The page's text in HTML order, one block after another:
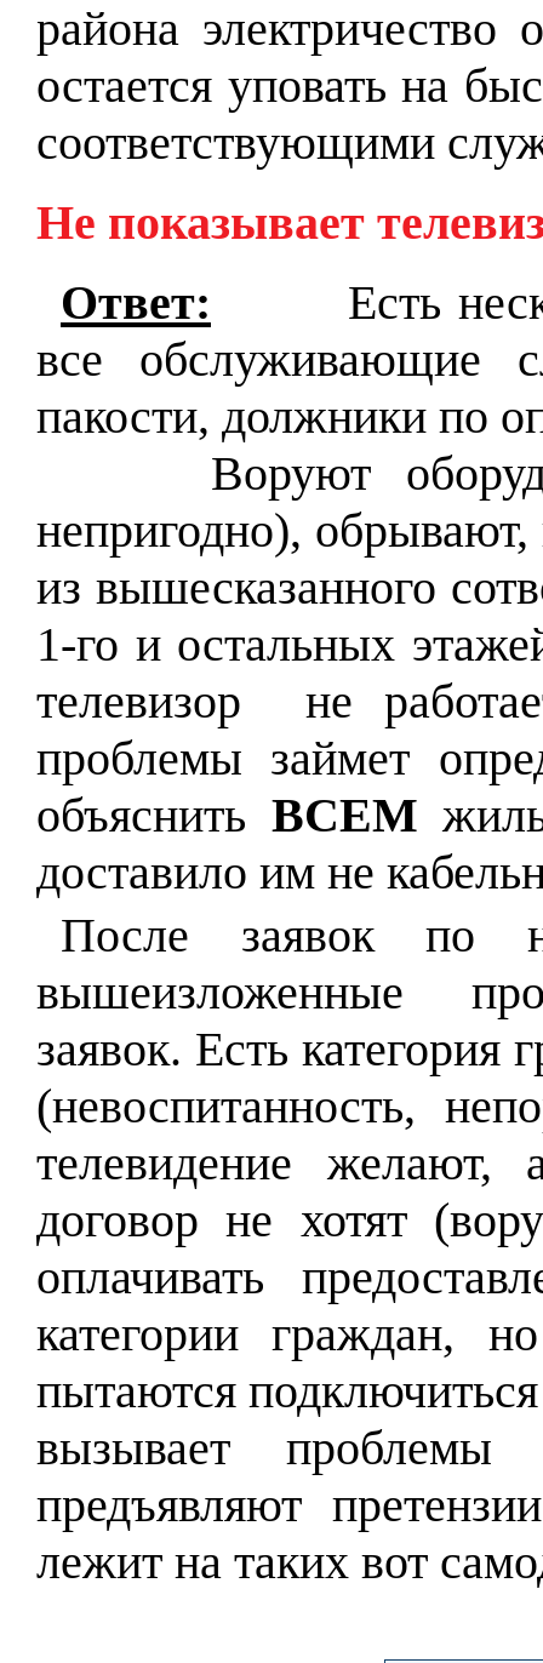
района электричество
остается уповать на
соответствующими
Не показывает
Ответ: Есть
все обслуживающие
пакости, должники по
Воруют
непригодно),
из вышесказанного
1-го и остальных
телевизор не
проблемы займет
объяснить ВСЕМ
доставило им не
После заявок по
вышеизложенные
заявок. Есть категория
(невоспитанность,
телевидение желают,
договор не хотят
оплачивать
категории граждан,
пытаются
вызывает
предъявляют
лежит на таких вот